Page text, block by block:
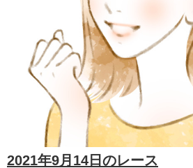
2021年9月14日のレース